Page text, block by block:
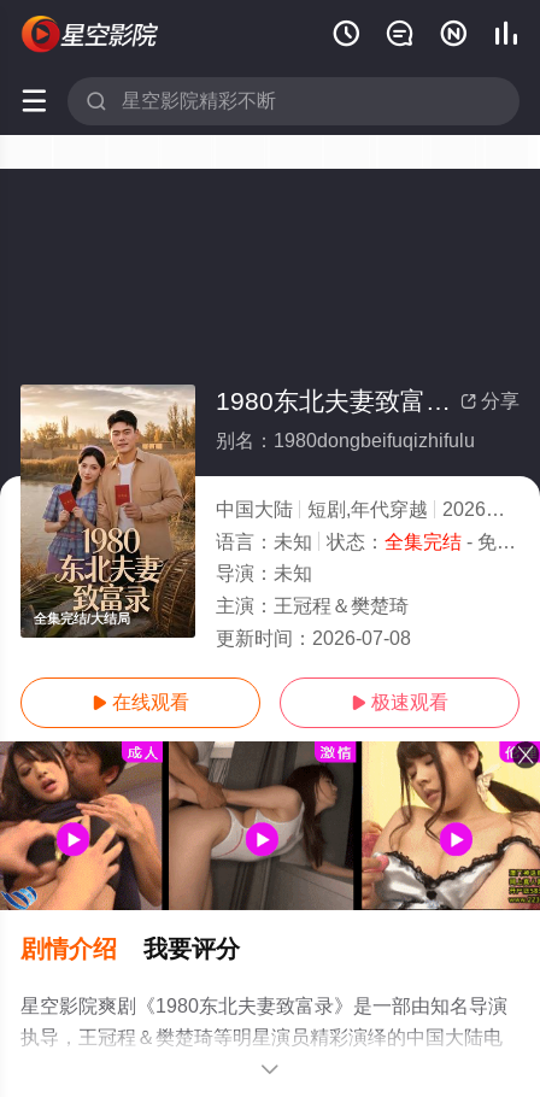
   
 
全集完结/大结局
 分享
1980东北夫妻致富录(全集)
别名：1980dongbeifuqizhifulu
中国大陆 短剧,年代穿越 2026
2.0
语言： 未知 状态： 全集完结- 免费在线观看
导演： 未知
主演： 王冠程＆樊楚琦
更新时间： 2026-07-08
 在线观看  极速观看
剧情介绍 我要评分
星空影院爽剧《1980东北夫妻致富录》是一部由知名导演
执导，王冠程＆樊楚琦等明星演员精彩演绎的中国大陆电
视剧，大结局剧情已揭晓（全集完结），手机免费观看高
